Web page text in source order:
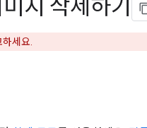
지 삭제하기
세요.